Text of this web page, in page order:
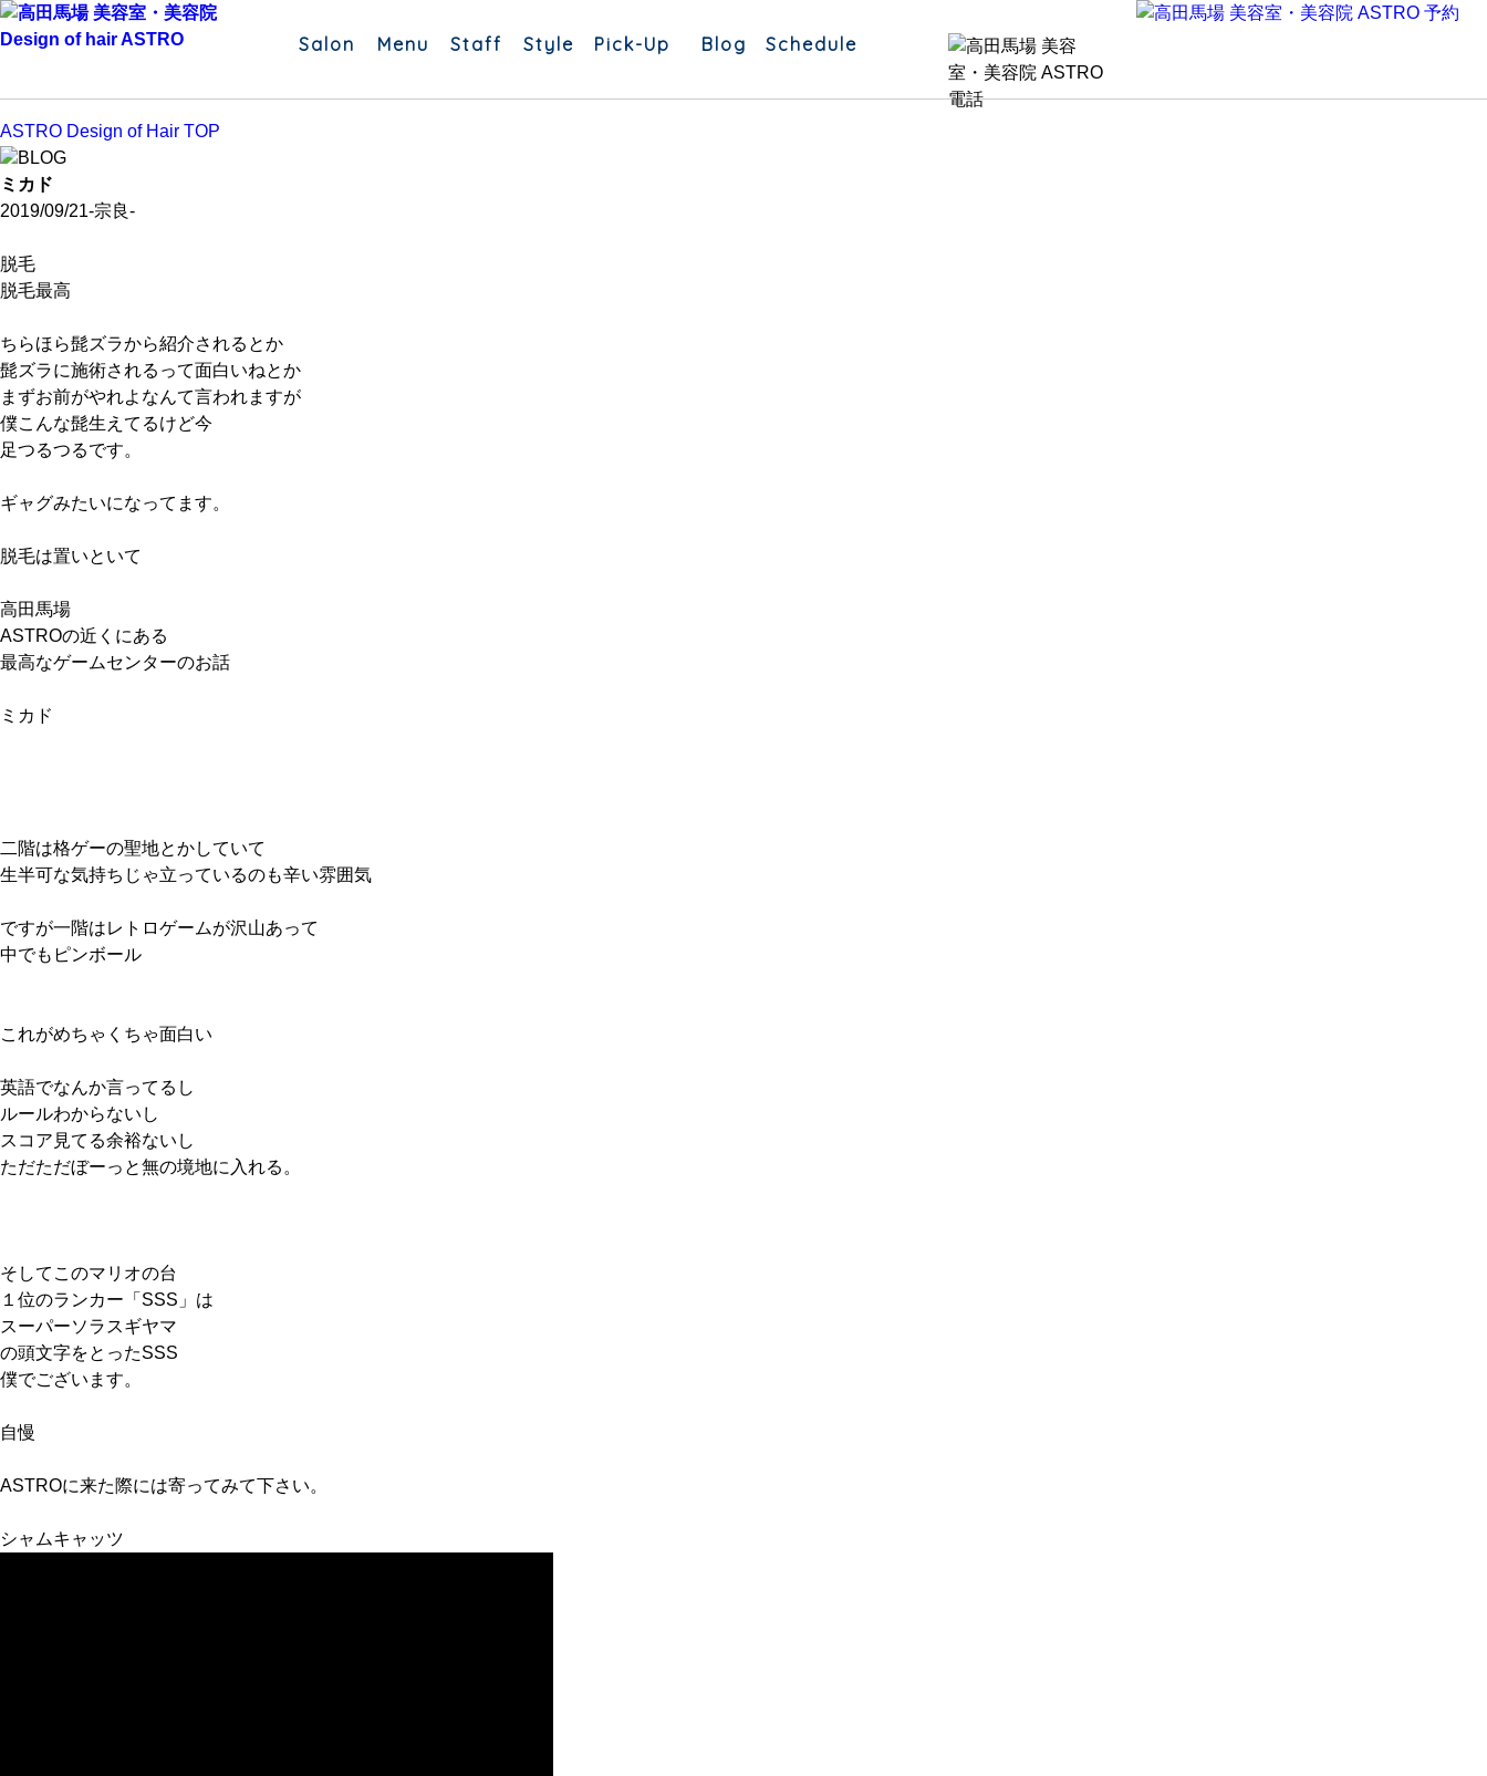
Salon Menu Staff Style Pick-Up Blog Schedule
ASTRO Design of Hair TOP
BLOG
ミカド
2019/09/21-宗良-
脱毛
脱毛最高
ちらほら髭ズラから紹介されるとか
髭ズラに施術されるって面白いねとか
まずお前がやれよなんて言われますが
僕こんな髭生えてるけど今
足つるつるです。
ギャグみたいになってます。
脱毛は置いといて
高田馬場
ASTROの近くにある
最高なゲームセンターのお話
ミカド
二階は格ゲーの聖地とかしていて
生半可な気持ちじゃ立っているのも辛い雰囲気
ですが一階はレトロゲームが沢山あって
中でもピンボール
これがめちゃくちゃ面白い
英語でなんか言ってるし
ルールわからないし
スコア見てる余裕ないし
ただただぼーっと無の境地に入れる。
そしてこのマリオの台
１位のランカー「SSS」は
スーパーソラスギヤマ
の頭文字をとったSSS
僕でございます。
自慢
ASTROに来た際には寄ってみて下さい。
シャムキャッツ